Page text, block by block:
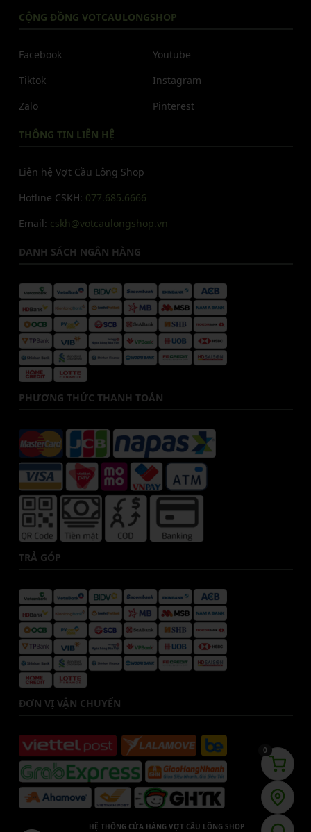
CỘNG ĐỒNG VOTCAULONGSHOP
Facebook
Tiktok
Zalo
Youtube
Instagram
Pinterest
THÔNG TIN LIÊN HỆ
Liên hệ Vợt Cầu Lông Shop
Hotline CSKH: 077.685.6666
Email: cskh@votcaulongshop.vn
DANH SÁCH NGÂN HÀNG
PHƯƠNG THỨC THANH TOÁN
TRẢ GÓP
ĐƠN VỊ VẬN CHUYỂN
HỆ THỐNG CỬA HÀNG VỢT CẦU LÔNG SHOP
0